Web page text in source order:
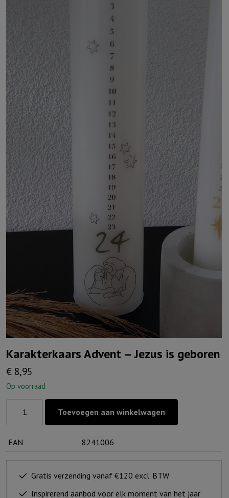
Karakterkaars Advent – Jezus is geboren
€ 8,95
Op voorraad
Jezus
is
geboren
Toevoegen aan winkelwagen
EAN 8241006
Gratis verzending vanaf €120 excl. BTW
Inspirerend aanbod voor elk moment van het jaar